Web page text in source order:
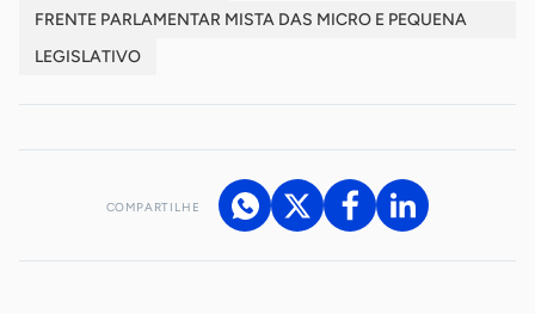
FRENTE PARLAMENTAR MISTA DAS MICRO E PEQUENA
EMPRESA
LEGISLATIVO
COMPARTILHE